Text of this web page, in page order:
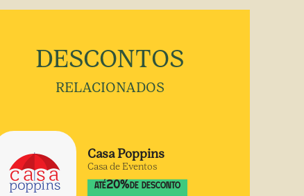
DESCONTOS
RELACIONADOS
Casa Poppins
Casa de Eventos
ATÉ20%DE DESCONTO